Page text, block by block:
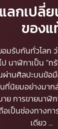
ลกเปลี่
ของแ
มรับกันทั่วโลก
นาฬิกาเป็น "
านศิลปะบนข้อ
ที่นิยมอย่างมา
ายการขายนาฬิ
เป็นช่องทางกา
เดียว...